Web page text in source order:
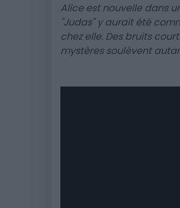
Alice est nouvelle dans
"Judas" y aurait été
chez elle. Des bruits
mystères soulèvent